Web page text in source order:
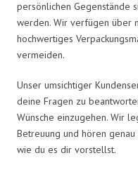
persönlichen Gegenstände
werden. Wir verfügen über
hochwertiges
vermeiden.
Unser umsichtiger
deine Fragen zu
Wünsche einzugehen. Wir
Betreuung und hören
wie du es dir vorstellst.